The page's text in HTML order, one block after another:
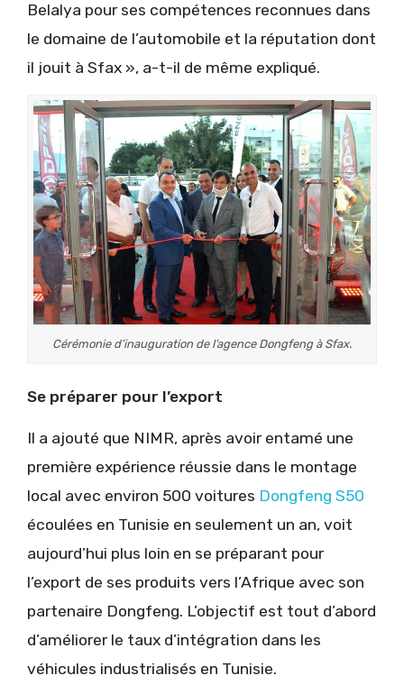
Belalya pour ses compétences reconnues dans
le domaine de l’automobile et la réputation dont
il jouit à Sfax », a-t-il de même expliqué.
Cérémonie d’inauguration de l’agence Dongfeng à Sfax.
Se préparer pour l’export
Il a ajouté que NIMR, après avoir entamé une
première expérience réussie dans le montage
local avec environ 500 voitures Dongfeng S50
écoulées en Tunisie en seulement un an, voit
aujourd’hui plus loin en se préparant pour
l’export de ses produits vers l’Afrique avec son
partenaire Dongfeng. L’objectif est tout d’abord
d’améliorer le taux d’intégration dans les
véhicules industrialisés en Tunisie.